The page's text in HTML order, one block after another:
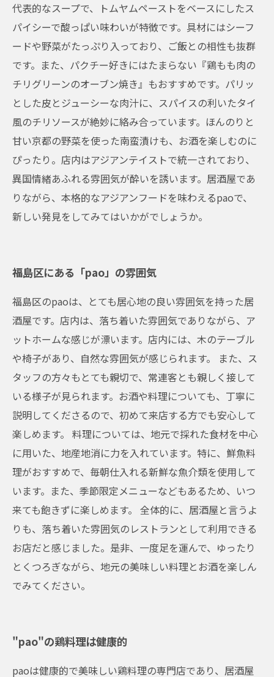
代表的なスープで、トムヤムペーストをベースにしたス
パイシーで酸っぱい味わいが特徴です。具材にはシーフ
ードや野菜がたっぷり入っており、ご飯との相性も抜群
です。また、パクチー好きにはたまらない『鶏もも肉の
チリグリーンのオーブン焼き』もおすすめです。パリッ
とした皮とジューシーな肉汁に、スパイスの利いたタイ
風のチリソースが絶妙に絡み合っています。ほんのりと
甘い京都の野菜を使った南蛮漬けも、お酒を楽しむのに
ぴったり。店内はアジアンテイストで統一されており、
異国情緒あふれる雰囲気が酔いを誘います。居酒屋であ
りながら、本格的なアジアンフードを味わえるpaoで、
新しい発見をしてみてはいかがでしょうか。
福島区にある「pao」の雰囲気
福島区のpaoは、とても居心地の良い雰囲気を持った居
酒屋です。店内は、落ち着いた雰囲気でありながら、ア
ットホームな感じが漂います。店内には、木のテーブル
や椅子があり、自然な雰囲気が感じられます。 また、ス
タッフの方々もとても親切で、常連客とも親しく接して
いる様子が見られます。お酒や料理についても、丁寧に
説明してくださるので、初めて来店する方でも安心して
楽しめます。 料理については、地元で採れた食材を中心
に用いた、地産地消に力を入れています。特に、鮮魚料
理がおすすめで、毎朝仕入れる新鮮な魚介類を使用して
います。また、季節限定メニューなどもあるため、いつ
来ても飽きずに楽しめます。 全体的に、居酒屋と言うよ
りも、落ち着いた雰囲気のレストランとして利用できる
お店だと感じました。是非、一度足を運んで、ゆったり
とくつろぎながら、地元の美味しい料理とお酒を楽しん
でみてください。
"pao"の鶏料理は健康的
paoは健康的で美味しい鶏料理の専門店であり、居酒屋